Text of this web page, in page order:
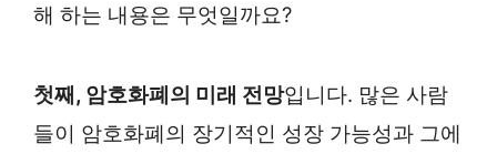
해 하는 내용은 무엇일까요?
첫째, 암호화폐의 미래 전망입니다. 많은 사람
들이 암호화폐의 장기적인 성장 가능성과 그에